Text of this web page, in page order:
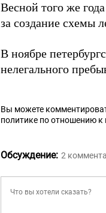
Весной того же
за создание схемы
В ноябре
нелегального
Вы можете
политике по отношению
Обсуждение: 2